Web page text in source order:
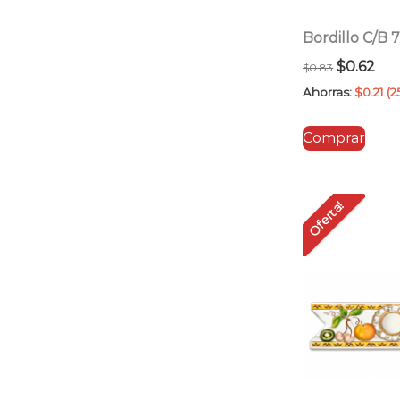
Bordillo C/B
$0.83 El
precio
era:
$0.62El
Ahorras: $0.21
Comprar
Oferta!